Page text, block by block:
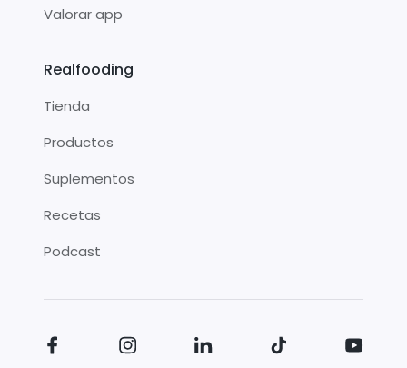
Valorar app
Realfooding
Tienda
Productos
Suplementos
Recetas
Podcast